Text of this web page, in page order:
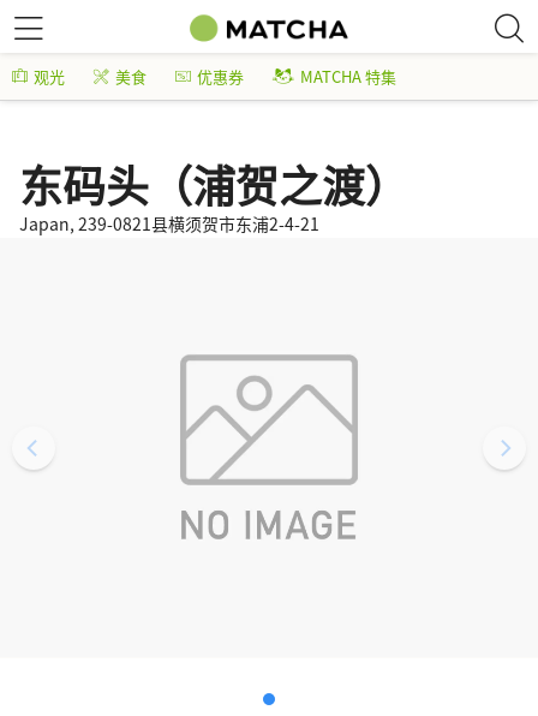
观光 美食 优惠券 MATCHA 特集
东码头（浦贺之渡）
Japan, 239-0821县横须贺市东浦2-4-21